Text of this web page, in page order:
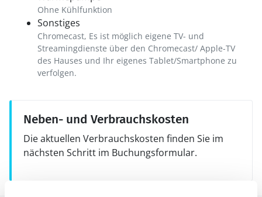
Ohne Kühlfunktion
Sonstiges
Chromecast, Es ist möglich eigene TV- und
Streamingdienste über den Chromecast/ Apple-TV
des Hauses und Ihr eigenes Tablet/Smartphone zu
verfolgen.
Neben- und Verbrauchskosten
Die aktuellen Verbrauchskosten finden Sie im
nächsten Schritt im Buchungsformular.